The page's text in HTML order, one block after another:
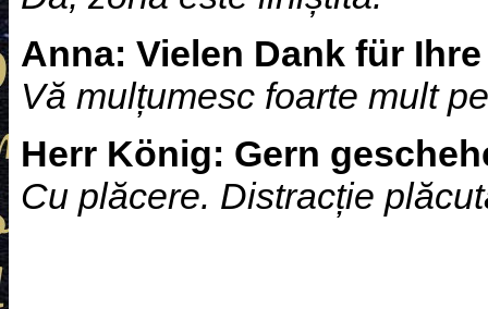
Anna: Vielen Dank für
Vă mulțumesc foarte mult
Herr König: Gern
Cu plăcere. Distracție